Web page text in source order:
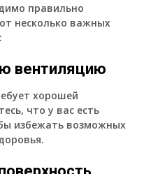
правильно
несколько важных
вентиляцию
хорошей
что у вас есть
избежать возможных